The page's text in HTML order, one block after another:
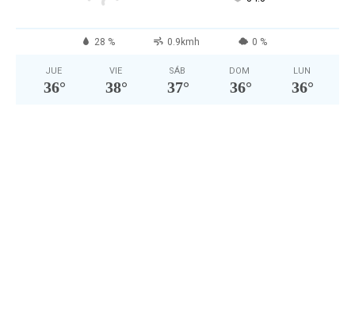
28 % 0.9kmh 0 %
JUE
36°
VIE
38°
SÁB
37°
DOM
36°
LUN
36°